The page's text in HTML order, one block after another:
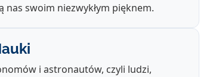
nas swoim niezwykłym pięknem.
i astronautów, czyli ludzi,